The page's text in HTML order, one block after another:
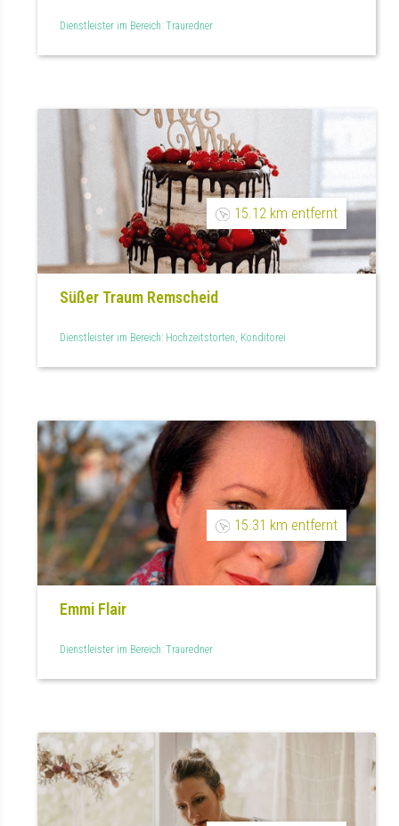
Dienstleister im Bereich: Trauredner
15.12 km entfernt
Süßer Traum Remscheid
Dienstleister im Bereich: Hochzeitstorten, Konditorei
15.31 km entfernt
Emmi Flair
Dienstleister im Bereich: Trauredner